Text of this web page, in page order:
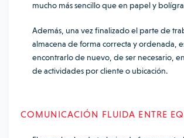
mucho más sencillo que en papel y
Además, una vez finalizado el parte de
almacena de forma correcta y ordenada,
encontrarlo de nuevo, de ser necesario,
de actividades por cliente o ubicación.
COMUNICACIÓN FLUIDA ENTRE